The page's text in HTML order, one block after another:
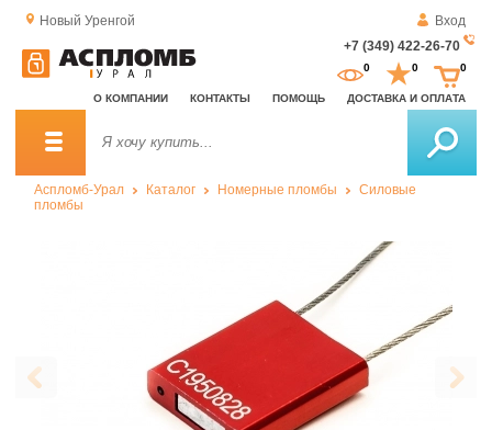
Новый Уренгой
Вход
+7 (349) 422-26-70
О КОМПАНИИ КОНТАКТЫ ПОМОЩЬ ДОСТАВКА И ОПЛАТА
0 0 0
Аспломб-Урал Каталог Номерные пломбы
Силовые
пломбы